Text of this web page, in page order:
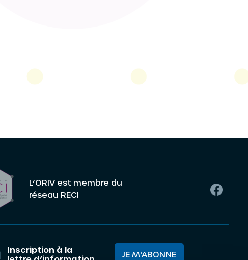
L’ORIV est membre du
réseau RECI
Inscription à la
JE M'ABONNE